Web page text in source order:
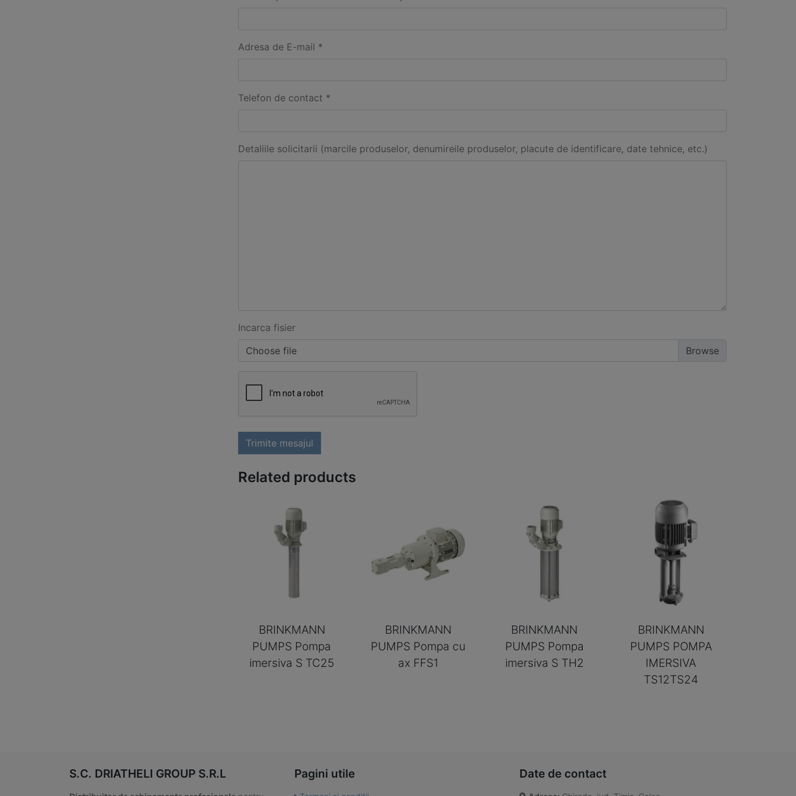
Adresa de E-mail *
Telefon de contact *
Detaliile solicitarii (marcile produselor, denumireile produselor, placute de identificare, date tehnice, etc.)
Incarca fisier
Choose file
Trimite mesajul
Related products
BRINKMANN
PUMPS Pompa
imersiva S TC25
BRINKMANN
PUMPS Pompa cu
ax FFS1
BRINKMANN
PUMPS Pompa
imersiva S TH2
BRINKMANN
PUMPS POMPA
IMERSIVA
TS12TS24
S.C. DRIATHELI GROUP S.R.L Pagini utile Date de contact